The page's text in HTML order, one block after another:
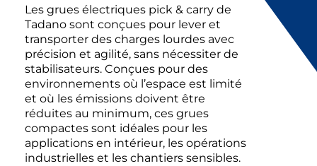
Les grues électriques pick & carry de
Tadano sont conçues pour lever et
transporter des charges lourdes avec
précision et agilité, sans nécessiter de
stabilisateurs. Conçues pour des
environnements où l’espace est limité
et où les émissions doivent être
réduites au minimum, ces grues
compactes sont idéales pour les
applications en intérieur, les opérations
industrielles et les chantiers sensibles.